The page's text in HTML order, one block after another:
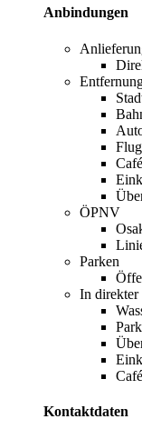
Anbindungen
ÖPNV
Parken
In direkter
Park
Kontaktdaten